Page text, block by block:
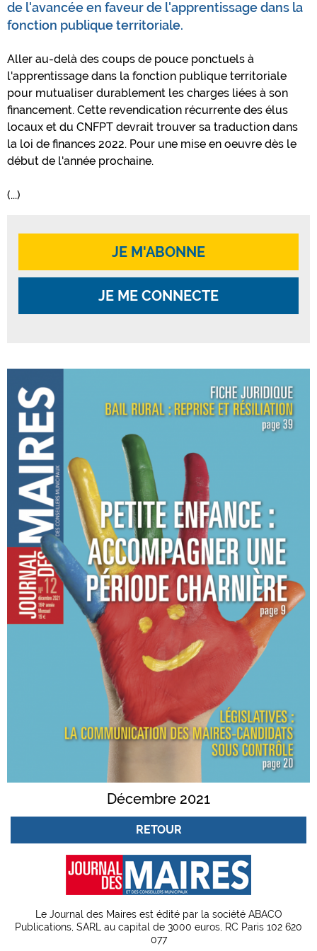
de l'avancée en faveur de l'apprentissage dans la
fonction publique territoriale.
Aller au-delà des coups de pouce ponctuels à
l'apprentissage dans la fonction publique territoriale
pour mutualiser durablement les charges liées à son
financement. Cette revendication récurrente des élus
locaux et du CNFPT devrait trouver sa traduction dans
la loi de finances 2022. Pour une mise en oeuvre dès le
début de l'année prochaine.
(...)
JE M'ABONNE
JE ME CONNECTE
Décembre 2021
RETOUR
Le Journal des Maires est édité par la société ABACO
Publications, SARL au capital de 3000 euros, RC Paris 102 620
077